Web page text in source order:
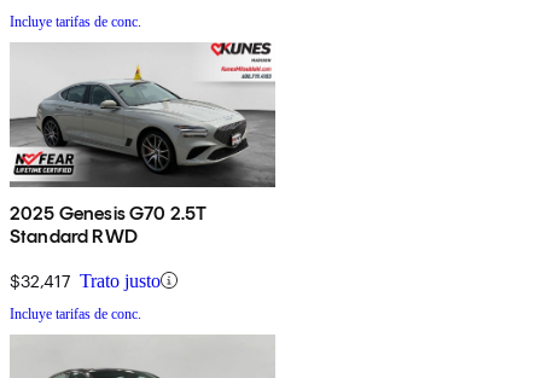
Incluye tarifas de conc.
2025 Genesis G70 2.5T
Standard RWD
$32,417 Trato justo
Incluye tarifas de conc.